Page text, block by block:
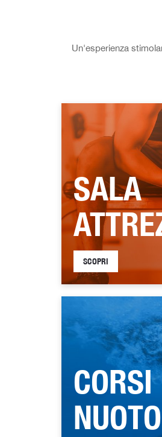
Un'esperienza
SALA
SCOPRI
CORSI
NUOTO